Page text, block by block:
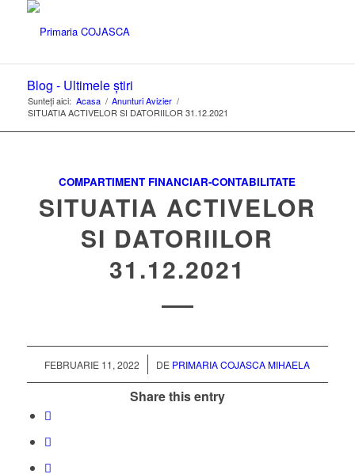
Blog - Ultimele știri
Sunteți aici: Acasa / Anunturi Avizier /
SITUATIA ACTIVELOR SI DATORIILOR 31.12.2021
COMPARTIMENT FINANCIAR-CONTABILITATE
SITUATIA ACTIVELOR
SI DATORIILOR
31.12.2021
FEBRUARIE 11, 2022
/ DE PRIMARIA COJASCA MIHAELA
Share this entry